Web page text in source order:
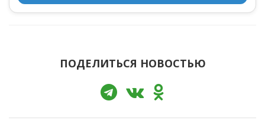
ПОДЕЛИТЬСЯ НОВОСТЬЮ